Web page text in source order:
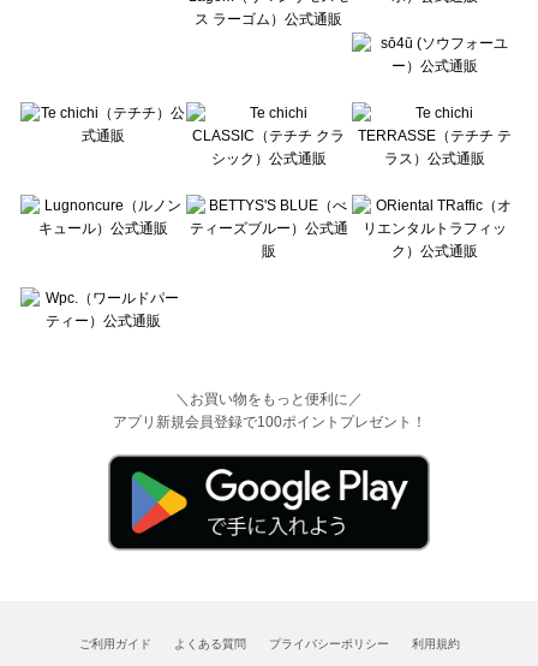
＼お買い物をもっと便利に／
アプリ新規会員登録で100ポイントプレゼント！
ご利用ガイド よくある質問 プライバシーポリシー 利用規約